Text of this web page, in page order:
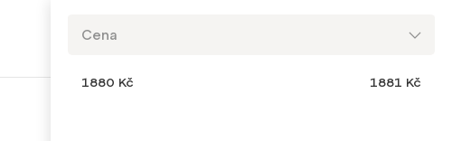
Cena
1880 Kč 1881 Kč